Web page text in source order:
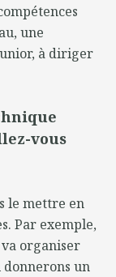
une
à diriger
vous
le mettre en
Par exemple,
organiser
un